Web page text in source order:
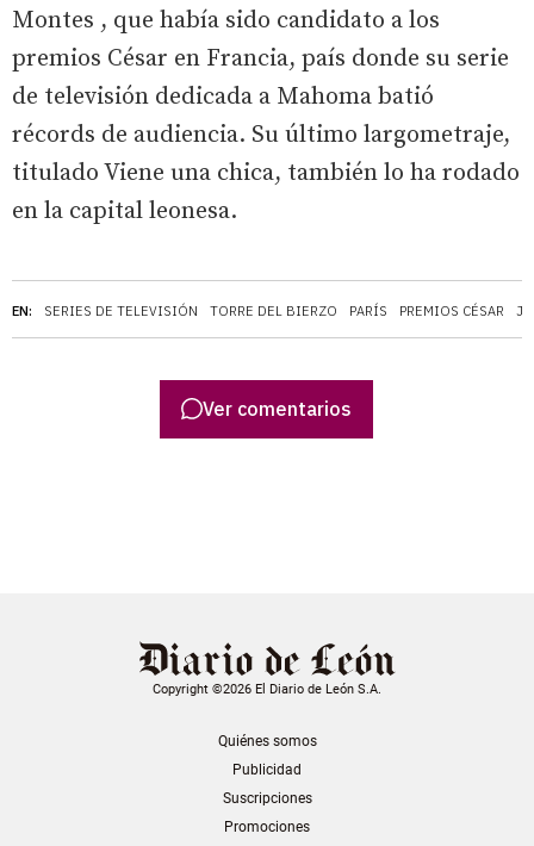
EN: SERIES DE TELEVISIÓN TORRE DEL BIERZO PARÍS PREMIOS CÉSAR
Montes , que había sido candidato a los
premios César en Francia, país donde su serie
de televisión dedicada a Mahoma batió
récords de audiencia. Su último largometraje,
titulado Viene una chica, también lo ha rodado
en la capital leonesa.
Ver comentarios
Copyright ©2026 El Diario de León S.A.
Quiénes somos
Publicidad
Suscripciones
Promociones